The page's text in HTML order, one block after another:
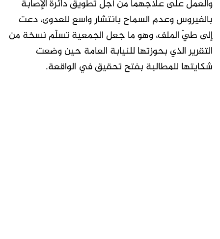
والعمل على علاجهما من أجل تطويق دائرة الإصابة
بالفيروس وعدم السماح بانتشار واسع للعدوى، دعت
إلى طيّ الملف، وهو ما جعل الجمعية تسلّم نسخة من
التقرير الذي بحوزتها للنيابة العامة حين وضعت
شكايتها للمطالبة بفتح تحقيق في الواقعة.